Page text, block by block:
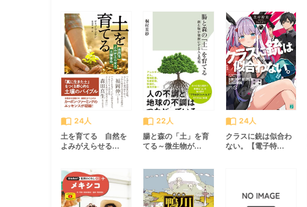
import_contacts 24人
土を育てる 自然を
よみがえらせる...
import_contacts 22人
腸と森の「土」を育
てる～微生物が...
import_contacts 24人
クラスに銃は似合わ
ない。【電子特...